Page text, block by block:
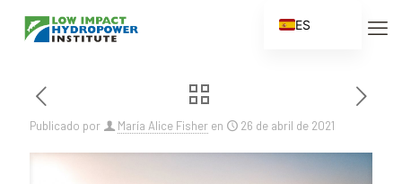
Publicado por María Alice Fisher en 26 de abril de 2021
ES